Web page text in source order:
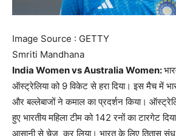
Image Source : GETTY
Smriti Mandhana
India Women vs Australia Women:
ऑस्ट्रेलिया को 9 विकेट से हरा दिया। इस मैच में
और बल्लेबाजों ने कमाल का प्रदर्शन किया।
हुए भारतीय महिला टीम को 142 रनों का टारगेट
आसानी से चेज कर लिया। भारत के लिए तितास